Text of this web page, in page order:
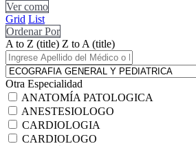
Ver como
Grid List
Ordenar Por
A to Z (title) Z to A (title)
Otra Especialidad
ANATOMÍA PATOLOGICA
ANESTESIOLOGO
CARDIOLOGIA
CARDIOLOGO